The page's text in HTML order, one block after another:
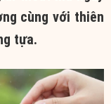
cùng với thiên
tựa.